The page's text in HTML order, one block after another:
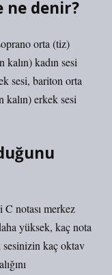
ne denir?
orta (tiz)
kalın) kadın sesi
sesi, bariton orta
kalın) erkek sesi
notası merkez
yüksek, kaç nota
sesinizin kaç oktav